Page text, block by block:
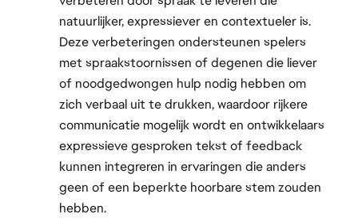
natuurlijker, expressiever en contextueler is.
Deze verbeteringen ondersteunen spelers
met spraakstoornissen of degenen die liever
of noodgedwongen hulp nodig hebben om
zich verbaal uit te drukken, waardoor rijkere
communicatie mogelijk wordt en ontwikkelaars
expressieve gesproken tekst of feedback
kunnen integreren in ervaringen die anders
geen of een beperkte hoorbare stem zouden
hebben.